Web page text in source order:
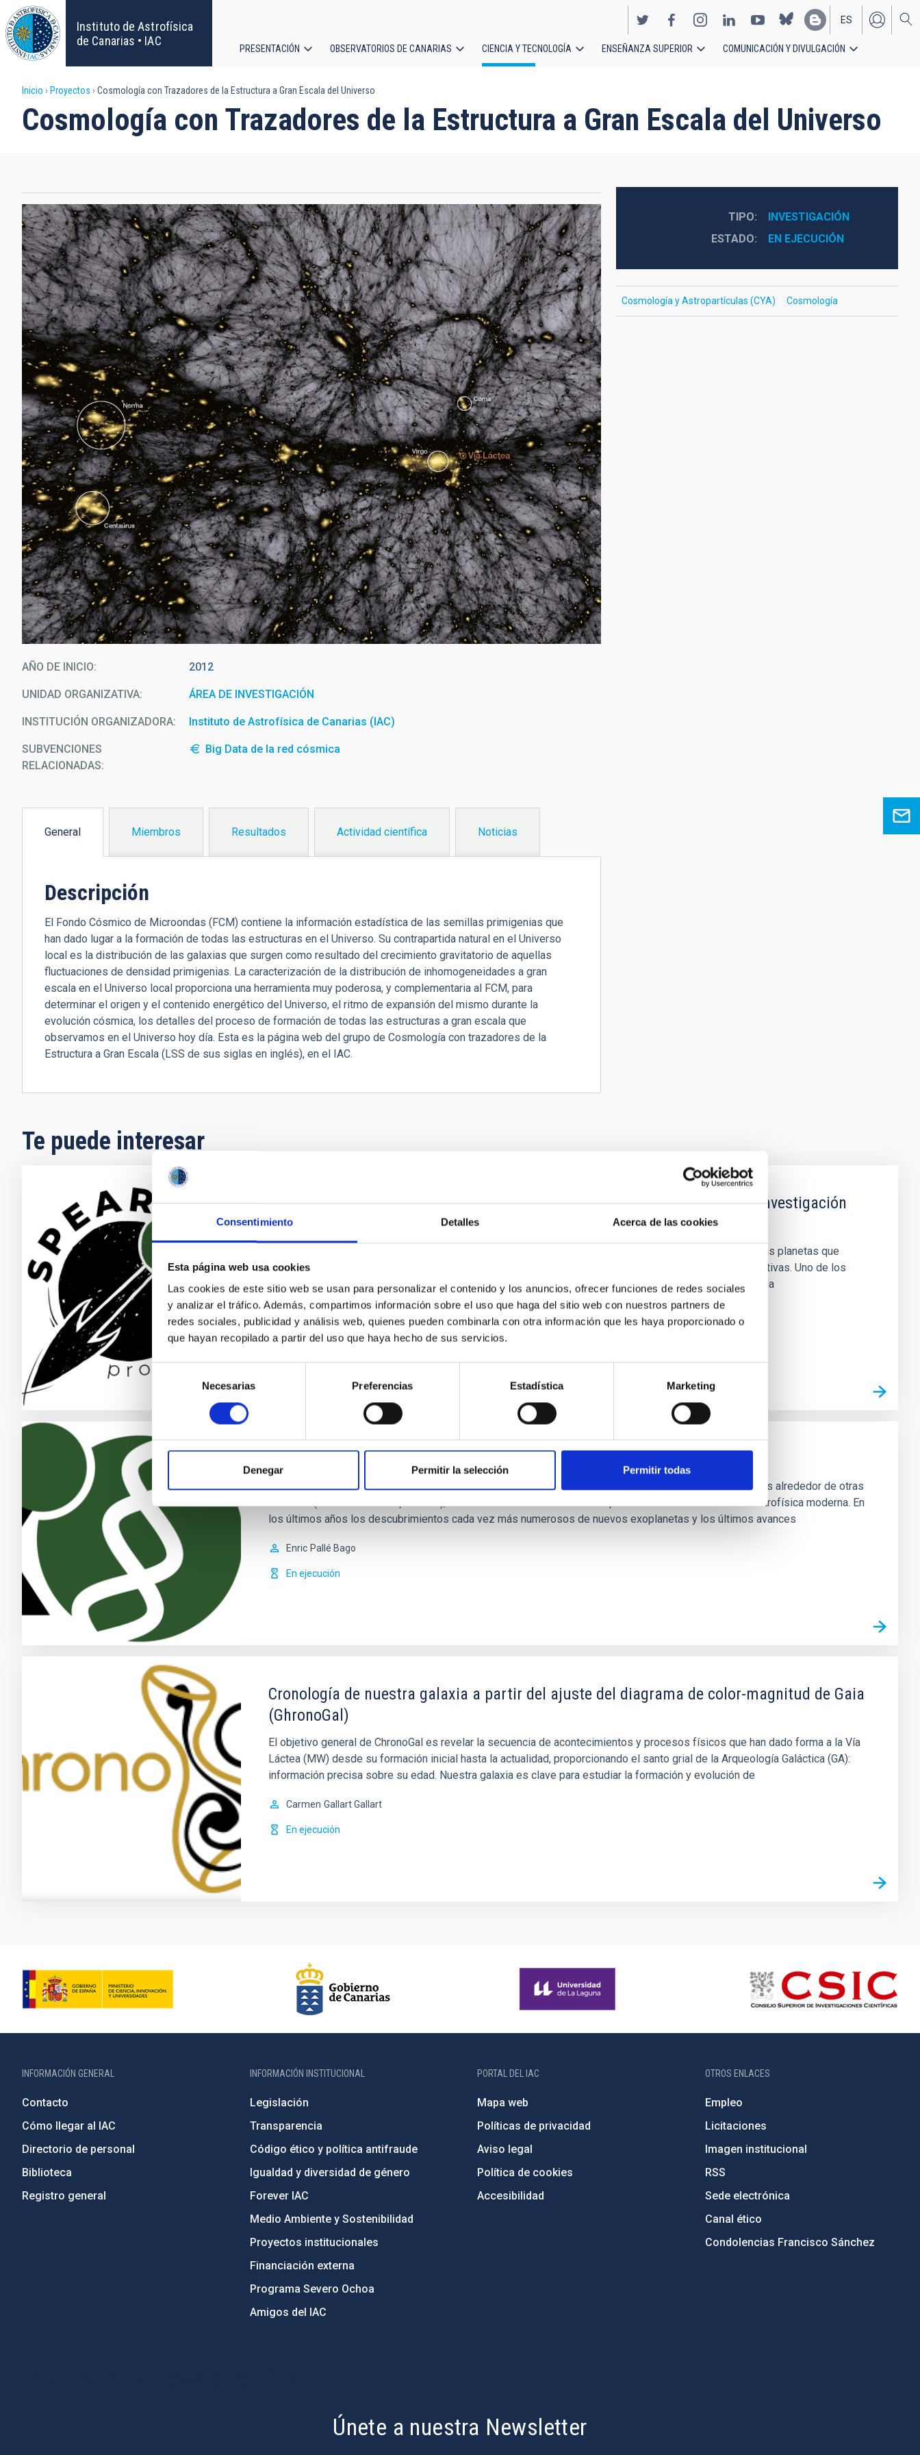
Consentimiento Detalles Acerca de las cookies
Esta página web usa cookies
Las cookies de este sitio web se usan para personalizar el contenido y los anuncios, ofrecer funciones de redes sociales
y analizar el tráfico. Además, compartimos información sobre el uso que haga del sitio web con nuestros partners de
redes sociales, publicidad y análisis web, quienes pueden combinarla con otra información que les haya proporcionado o
que hayan recopilado a partir del uso que haya hecho de sus servicios.
consentimiento
Necesarias Preferencias Estadística Marketing
Denegar Permitir la selección Permitir todas
Pasar
al
contenido
principal
Instituto de Astrofísica
de Canarias • IAC
EN
ES
principal
PRESENTACIÓN OBSERVATORIOS DE CANARIAS CIENCIA Y TECNOLOGÍA ENSEÑANZA SUPERIOR COMUNICACIÓN Y DIVULGACIÓN
Sobrescribir
enlaces
ayuda
a
la
navegación
Inicio Proyectos Cosmología con Trazadores de la Estructura a Gran Escala del Universo
Cosmología con Trazadores de la Estructura a Gran Escala del Universo
AÑO DE INICIO 2012
UNIDAD ORGANIZATIVA ÁREA DE INVESTIGACIÓN
INSTITUCIÓN ORGANIZADORA Instituto de Astrofísica de Canarias (IAC)
SUBVENCIONES
RELACIONADAS:
Big Data de la red cósmica
General
Miembros Resultados Actividad científica Noticias
Descripción
El Fondo Cósmico de Microondas (FCM) contiene la información estadística de las semillas primigenias que
han dado lugar a la formación de todas las estructuras en el Universo. Su contrapartida natural en el Universo
local es la distribución de las galaxias que surgen como resultado del crecimiento gravitatorio de aquellas
fluctuaciones de densidad primigenias. La caracterización de la distribución de inhomogeneidades a gran
escala en el Universo local proporciona una herramienta muy poderosa, y complementaria al FCM, para
determinar el origen y el contenido energético del Universo, el ritmo de expansión del mismo durante la
evolución cósmica, los detalles del proceso de formación de todas las estructuras a gran escala que
observamos en el Universo hoy día. Esta es la página web del grupo de Cosmología con trazadores de la
Estructura a Gran Escala (LSS de sus siglas en inglés), en el IAC.
TIPO
INVESTIGACIÓN
ESTADO
EN EJECUCIÓN
Cosmología y Astropartículas (CYA) Cosmología
Te puede interesar
Los subneptunos como precursores de los planetas similares a la Tierra: investigación
sobre la capacidad de los ELT para detectar atmósferas (SPEAR)
Uno de los descubrimientos más significativos de las últimas décadas es la constatación de que hay más planetas que
estrellas en nuestra galaxia, con una diversidad planetaria que ha superado con creces nuestras expectativas. Uno de los
principales objetivos de la astronomía del siglo XXI es la caracterización de los planetas del tamaño de la
Enric Pallé Bago
En ejecución
Exoplanetas y Astrobiología
La búsqueda de vida en el Universo se ha visto impulsada por los recientes descubrimientos de planetas alrededor de otras
estrellas (los llamados exoplanetas), convirtiéndose en uno de los campos más activos dentro de la Astrofísica moderna. En
los últimos años los descubrimientos cada vez más numerosos de nuevos exoplanetas y los últimos avances
Enric Pallé Bago
En ejecución
Cronología de nuestra galaxia a partir del ajuste del diagrama de color-magnitud de Gaia
(GhronoGal)
El objetivo general de ChronoGal es revelar la secuencia de acontecimientos y procesos físicos que han dado forma a la Vía
Láctea (MW) desde su formación inicial hasta la actualidad, proporcionando el santo grial de la Arqueología Galáctica (GA):
información precisa sobre su edad. Nuestra galaxia es clave para estudiar la formación y evolución de
Carmen Gallart Gallart
En ejecución
INFORMACIÓN GENERAL
Contacto
Cómo llegar al IAC
Directorio de personal
Biblioteca
Registro general
INFORMACIÓN INSTITUCIONAL
Legislación
Transparencia
Código ético y política antifraude
Igualdad y diversidad de género
Forever IAC
Medio Ambiente y Sostenibilidad
Proyectos institucionales
Financiación externa
Programa Severo Ochoa
Amigos del IAC
PORTAL DEL IAC
Mapa web
Políticas de privacidad
Aviso legal
Política de cookies
Accesibilidad
OTROS ENLACES
Empleo
Licitaciones
Imagen institucional
RSS
Sede electrónica
Canal ético
Condolencias Francisco Sánchez
Únete a nuestra Newsletter